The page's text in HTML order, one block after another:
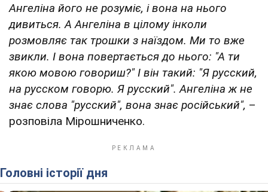
Ангеліна його не розуміє, і вона на нього
дивиться. А Ангеліна в цілому інколи
розмовляє так трошки з наїздом. Ми то вже
звикли. І вона повертається до нього: "А ти
якою мовою говориш?" І він такий: "Я русский,
на русском говорю. Я русский". Ангеліна ж не
знає слова "русский", вона знає російський", –
розповіла Мірошниченко.
Головні історії дня